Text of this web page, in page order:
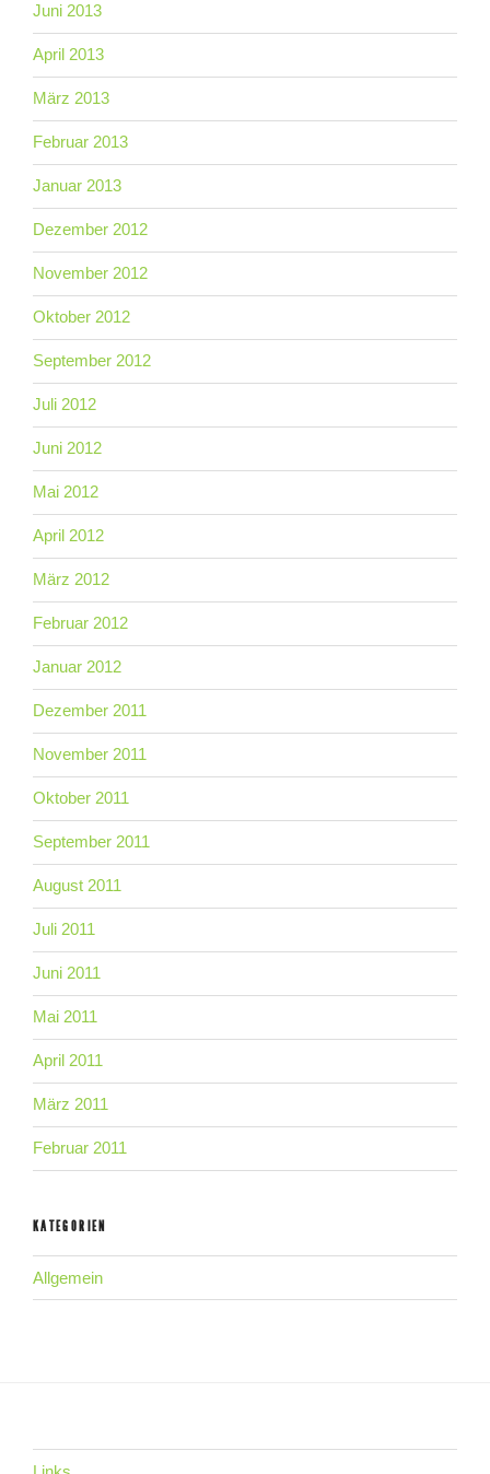
Juni 2013
April 2013
März 2013
Februar 2013
Januar 2013
Dezember 2012
November 2012
Oktober 2012
September 2012
Juli 2012
Juni 2012
Mai 2012
April 2012
März 2012
Februar 2012
Januar 2012
Dezember 2011
November 2011
Oktober 2011
September 2011
August 2011
Juli 2011
Juni 2011
Mai 2011
April 2011
März 2011
Februar 2011
KATEGORIEN
Allgemein